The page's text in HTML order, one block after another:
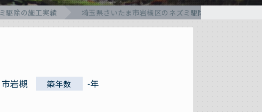
駆除の施工実績 埼玉県さいたま市岩槻区のネズミ駆除の施工実績
岩槻
築年数 -年